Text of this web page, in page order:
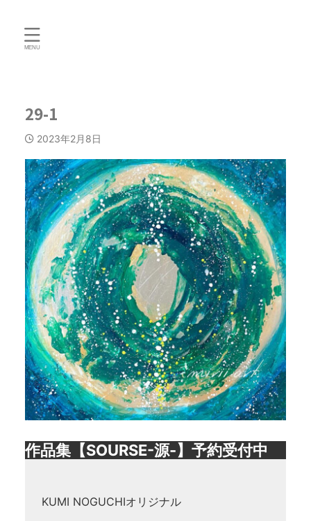
29-1
2023年2月8日
作品集【SOURSE-源-】予約受付中
KUMI NOGUCHIオリジナル